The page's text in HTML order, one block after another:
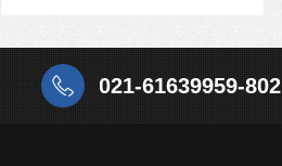
021-61639959-802